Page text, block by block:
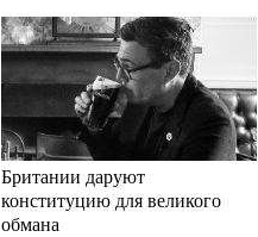
Британии даруют
конституцию для великого
обмана